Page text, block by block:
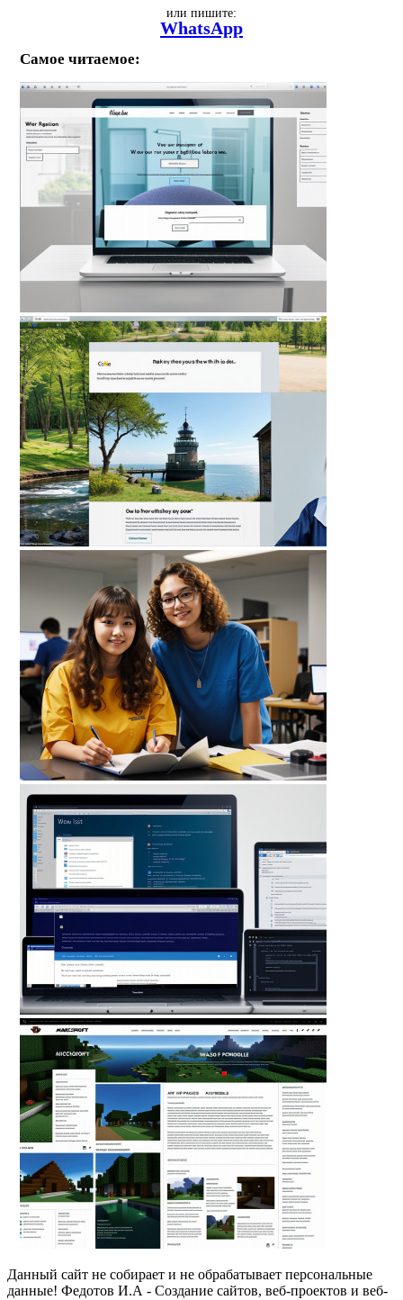
или пишите:
WhatsApp
Самое читаемое:
Данный сайт не собирает и не обрабатывает персональные
данные! Федотов И.А - Создание сайтов, веб-проектов и веб-